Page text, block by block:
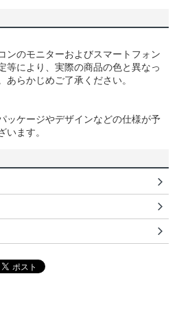
ンのモニターおよびスマートフォン
等により、実際の商品の色と異なっ
らかじめご了承ください。
ッケージやデザインなどの仕様が予
います。